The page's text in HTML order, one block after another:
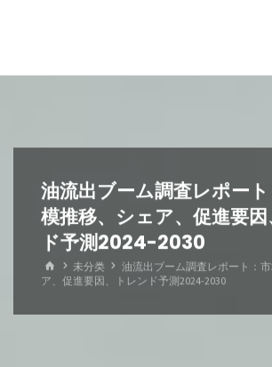
油流出ブーム調査レポー
模推移、シェア、促進要
ド予測2024-2030
ホ
ー
未分类
油流出ブーム調査レポート：
ア、促進要因、トレンド予測2024-2030